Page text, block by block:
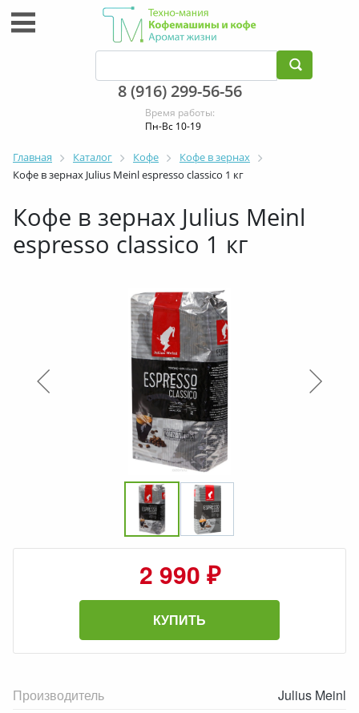
8 (916) 299-56-56
Время работы:
Пн-Вс 10-19
Главная Каталог Кофе
Кофе в зернах
Кофе в зернах Julius Meinl espresso classico 1 кг
Кофе в зернах Julius Meinl
espresso classico 1 кг
2 990 ₽
КУПИТЬ
Производитель
Julius Meinl